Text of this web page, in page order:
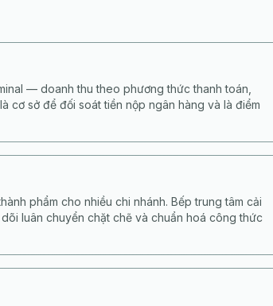
— doanh thu theo phương thức thanh toán,
cơ sở để đối soát tiền nộp ngân hàng và là điểm
phẩm cho nhiều chi nhánh. Bếp trung tâm cải
luân chuyển chặt chẽ và chuẩn hoá công thức